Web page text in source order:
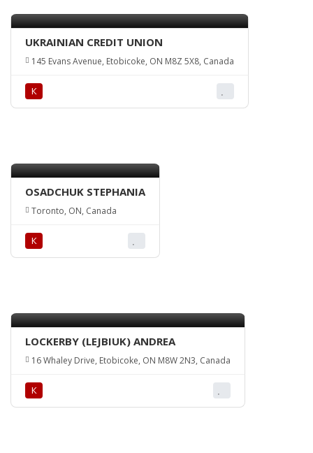
UKRAINIAN CREDIT UNION
145 Evans Avenue, Etobicoke, ON M8Z 5X8, Canada
К
OSADCHUK STEPHANIA
Toronto, ON, Canada
К
LOCKERBY (LEJBIUK) ANDREA
16 Whaley Drive, Etobicoke, ON M8W 2N3, Canada
К